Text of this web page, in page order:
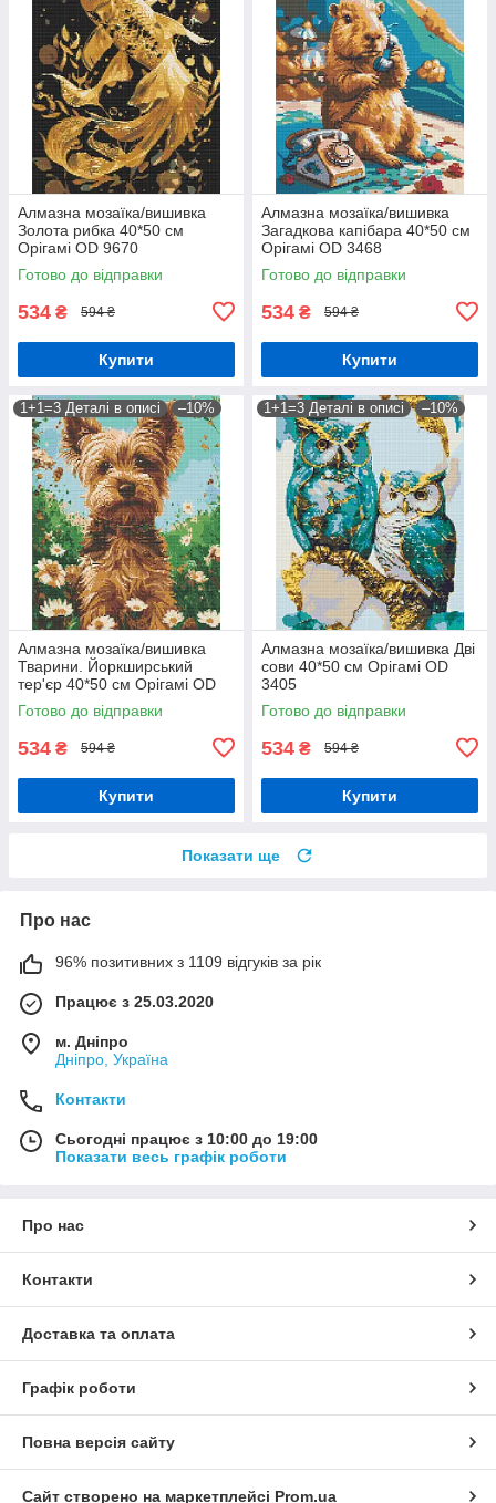
Алмазна мозаїка/вишивка
Золота рибка 40*50 см
Орігамі OD 9670
Готово до відправки
534 ₴ 594 ₴
Купити
Алмазна мозаїка/вишивка
Загадкова капібара 40*50 см
Орігамі OD 3468
Готово до відправки
534 ₴ 594 ₴
Купити
1+1=3 Деталі в описі –10%
Алмазна мозаїка/вишивка
Тварини. Йоркширський
тер'єр 40*50 см Орігамі OD
30470
Готово до відправки
534 ₴ 594 ₴
Купити
1+1=3 Деталі в описі –10%
Алмазна мозаїка/вишивка Дві
сови 40*50 см Орігамі OD
3405
Готово до відправки
534 ₴ 594 ₴
Купити
Показати ще
Про нас
96% позитивних з 1109 відгуків за рік
Працює з 25.03.2020
м. Дніпро
Дніпро, Україна
Контакти
Сьогодні працює з 10:00 до 19:00
Показати весь графік роботи
Про нас
Контакти
Доставка та оплата
Графік роботи
Повна версія сайту
Сайт створено на маркетплейсі Prom.ua